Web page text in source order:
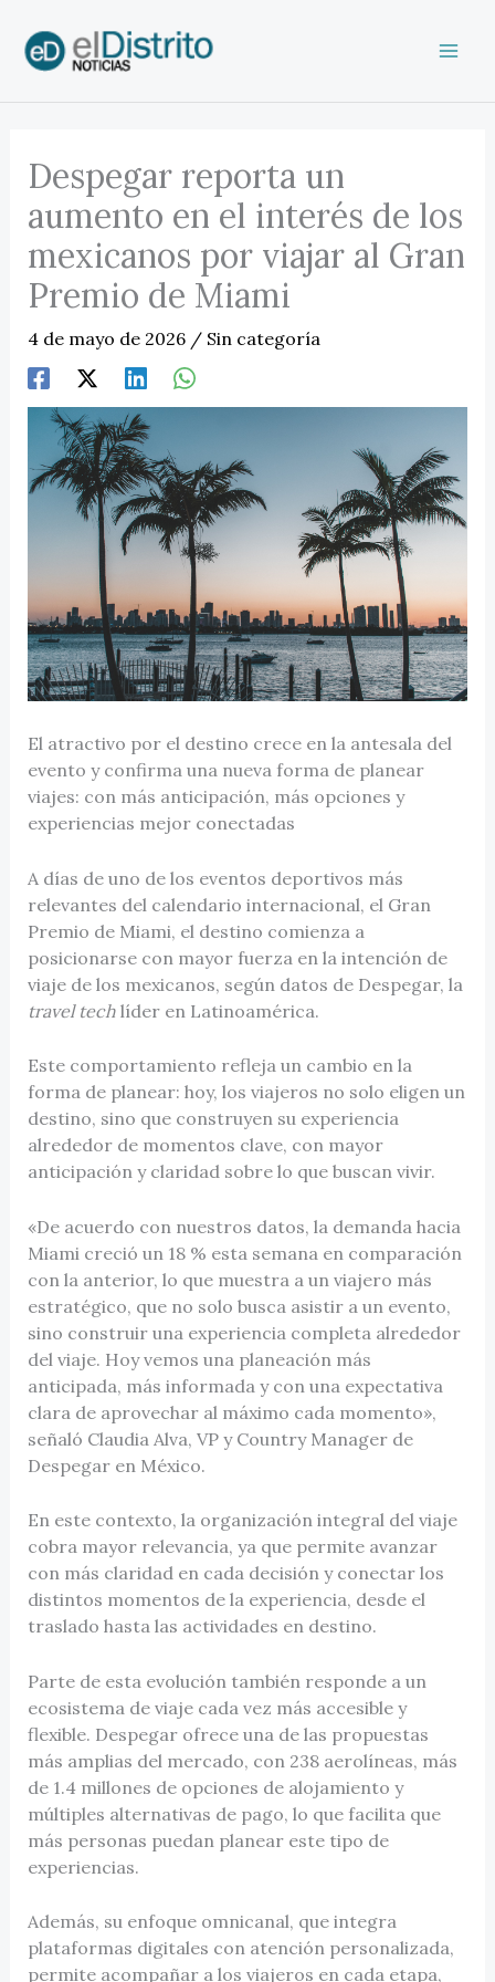
contenido
Despegar reporta un
aumento en el interés de los
mexicanos por viajar al Gran
Premio de Miami
4 de mayo de 2026 / Sin categoría
El atractivo por el destino crece en la antesala del
evento y confirma una nueva forma de planear
viajes: con más anticipación, más opciones y
experiencias mejor conectadas
A días de uno de los eventos deportivos más
relevantes del calendario internacional, el Gran
Premio de Miami, el destino comienza a
posicionarse con mayor fuerza en la intención de
viaje de los mexicanos, según datos de Despegar, la
travel techlíder en Latinoamérica.
Este comportamiento refleja un cambio en la
forma de planear: hoy, los viajeros no solo eligen un
destino, sino que construyen su experiencia
alrededor de momentos clave, con mayor
anticipación y claridad sobre lo que buscan vivir.
«De acuerdo con nuestros datos, la demanda hacia
Miami creció un 18 % esta semana en comparación
con la anterior, lo que muestra a un viajero más
estratégico, que no solo busca asistir a un evento,
sino construir una experiencia completa alrededor
del viaje. Hoy vemos una planeación más
anticipada, más informada y con una expectativa
clara de aprovechar al máximo cada momento»,
señaló Claudia Alva, VP y Country Manager de
Despegar en México.
En este contexto, la organización integral del viaje
cobra mayor relevancia, ya que permite avanzar
con más claridad en cada decisión y conectar los
distintos momentos de la experiencia, desde el
traslado hasta las actividades en destino.
Parte de esta evolución también responde a un
ecosistema de viaje cada vez más accesible y
flexible. Despegar ofrece una de las propuestas
más amplias del mercado, con 238 aerolíneas, más
de 1.4 millones de opciones de alojamiento y
múltiples alternativas de pago, lo que facilita que
más personas puedan planear este tipo de
experiencias.
Además, su enfoque omnicanal, que integra
plataformas digitales con atención personalizada,
permite acompañar a los viajeros en cada etapa,